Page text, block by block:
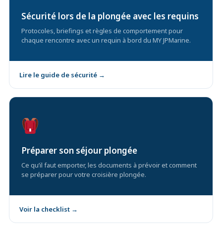
Sécurité lors de la plongée avec les requins
Protocoles, briefings et règles de comportement pour
chaque rencontre avec un requin à bord du MY JPMarine.
Lire le guide de sécurité →
Préparer son séjour plongée
Ce qu’il faut emporter, les documents à prévoir et comment
se préparer pour votre croisière plongée.
Voir la checklist →